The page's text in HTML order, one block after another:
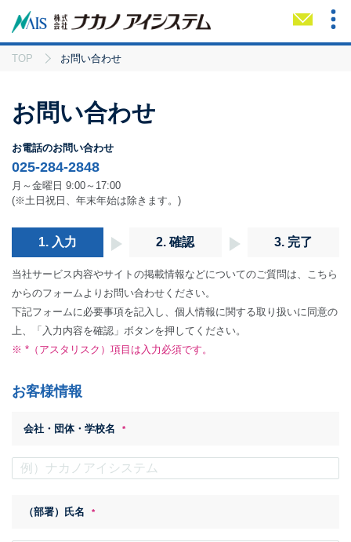
会社ビジョン
測量・調査
保安林解除申請等
採用情報
お問い合わせ
TOP お問い合わせ
お問い合わせ
お電話のお問い合わせ
025-284-2848
月～金曜日 9:00～17:00
(※土日祝日、年末年始は除きます。)
1. 入力 2. 確認 3. 完了
当社サービス内容やサイトの掲載情報などについてのご質問は、こちら
からのフォームよりお問い合わせください。
下記フォームに必要事項を記入し、個人情報に関する取り扱いに同意の
上、「入力内容を確認」ボタンを押してください。
※ *（アスタリスク）項目は入力必須です。
お客様情報
会社・団体・学校名 *
（部署）氏名 *